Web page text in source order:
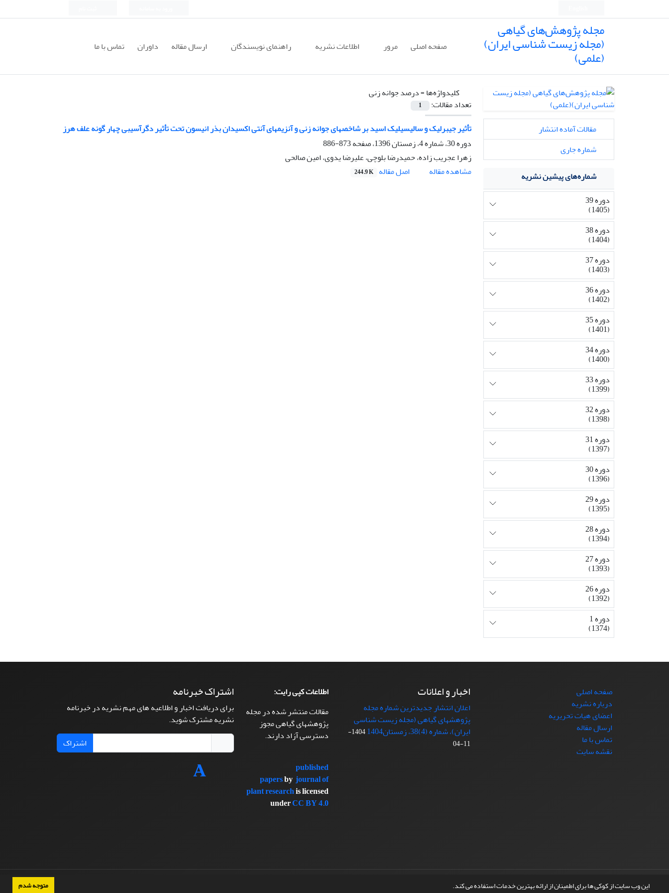
این وب سایت از کوکی ها برای اطمینان از ارائه بهترین خدمات استفاده می کند. متوجه شدم
مجله پژوهش‌های گیاهی
(مجله زیست شناسی ایران)
(علمی) صفحه اصلی مرور اطلاعات نشریه راهنمای نویسندگان ارسال مقاله داوران تماس با ما
کلیدواژه‌ها =درصد جوانه زنی
تعداد مقالات:
1
تأثیر جیبرلیک و سالیسیلیک اسید بر شاخصهای جوانه زنی و آنزیمهای آنتی اکسیدان بذر انیسون تحت تأثیر دگرآسیبی چهار گونه علف هرز
دوره 30، شماره 4، زمستان 1396، صفحه
873-886
زهرا عجریب زاده، حمیدرضا بلوچی، علیرضا یدوی، امین صالحی
مشاهده مقاله
اصل مقاله 244.9 K
مقالات آماده انتشار
شماره جاری
شماره‌های پیشین نشریه
دوره 39
(1405)
دوره 38
(1404)
دوره 37
(1403)
دوره 36
(1402)
دوره 35
(1401)
دوره 34
(1400)
دوره 33
(1399)
دوره 32
(1398)
دوره 31
(1397)
دوره 30
(1396)
دوره 29
(1395)
دوره 28
(1394)
دوره 27
(1393)
دوره 26
(1392)
دوره 1
(1374)
صفحه اصلی
درباره نشریه
اعضای هیات تحریریه
ارسال مقاله
تماس با ما
نقشه سایت
اخبار و اعلانات
اعلان انتشار جدیدترین شماره مجله
پژوهشهای گیاهی (مجله زیست شناسی
ایران)، شماره (4)38، زمستان1404
1404-
11-04
اطلاعات کپی رایت:
مقالات منتشر شده در مجله
پژوهشهای گیاهی مجوز
دسترسی آزاد دارند.
published
papersbyjournal of
plant researchis licensed
underCC BY 4.0
اشتراک خبرنامه
برای دریافت اخبار و اطلاعیه های مهم نشریه در خبرنامه
نشریه مشترک شوید.
اشتراک
© سامانه مدیریت نشریات علمی.طراحی و پیاده سازی از